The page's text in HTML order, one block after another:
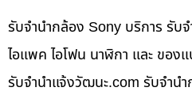
รับจำนำกล้อง Sony บริการ รับ
ไอแพค ไอโฟน นาฬิกา และ ของ
รับจํานําแจ้งวัฒนะ.com รับจำน